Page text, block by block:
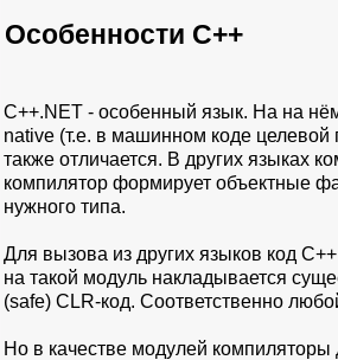
Особенности C++
C++.NET - особенный язык. На на
native (т.е. в машинном коде
также отличается. В других языках
компилятор формирует объектные
нужного типа.
Для вызова из других языков код
на такой модуль накладывается
(safe) CLR-код. Соответственно
Но в качестве модулей